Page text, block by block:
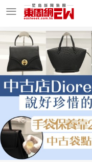
明星名人
東周Ladies
東周食玩通